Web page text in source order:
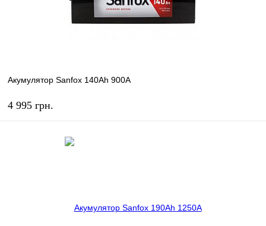
Акумулятор Sanfox 140Ah 900A
4 995 грн.